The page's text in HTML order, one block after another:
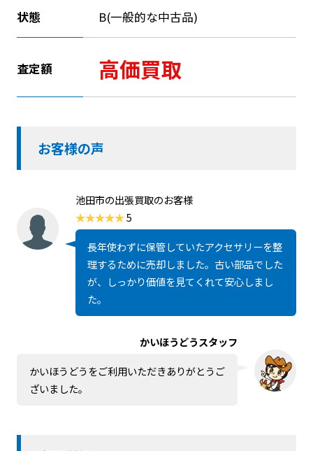
状態 B(一般的な中古品)
査定額 高価買取
お客様の声
池田市の出張買取のお客様
5
長年使わずに保管していたアクセサリーを整
理するために売却しました。古い部品でした
が、しっかり価値を見てくれて安心しまし
た。
かいほうどうスタッフ
かいほうどうをご利用いただきありがとうご
ざいました。